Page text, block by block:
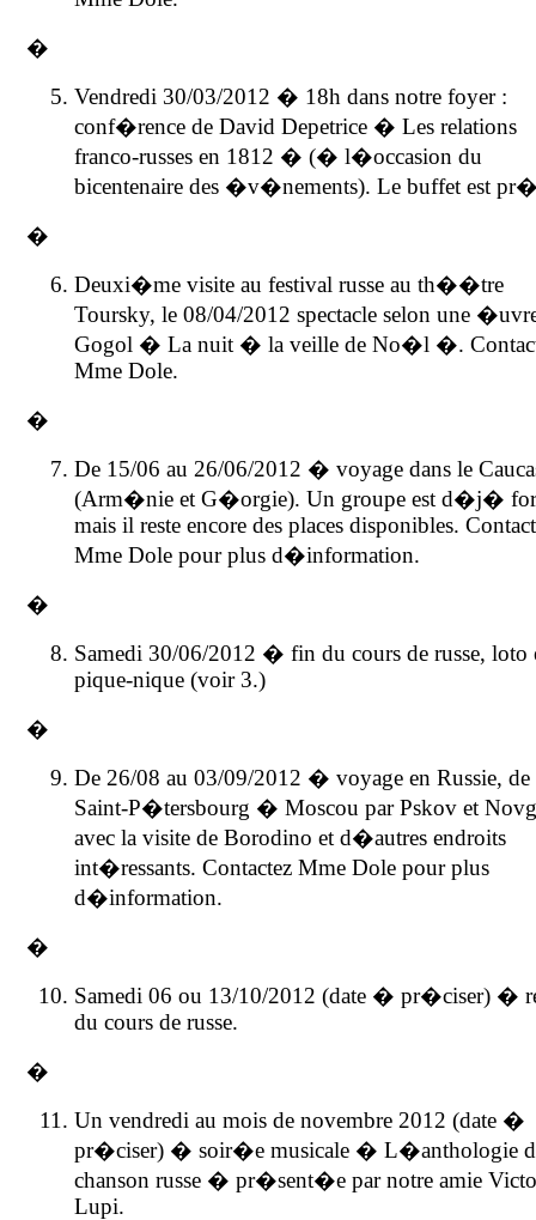
�
Vendredi 30/03/2012 � 18h dans notre foyer :
conf�rence de David Depetrice � Les relations
franco-russes en 1812 � (� l�occasion du
bicentenaire des �v�nements). Le buffet est
�
Deuxi�me visite au festival russe au th��tre
Toursky, le 08/04/2012 spectacle selon une
Gogol � La nuit � la veille de No�l �.
Mme Dole.
�
De 15/06 au 26/06/2012 � voyage dans le
(Arm�nie et G�orgie). Un groupe est d�j�
mais il reste encore des places disponibles.
Mme Dole pour plus d�information.
�
Samedi 30/06/2012 � fin du cours de russe, loto
pique-nique (voir 3.)
�
De 26/08 au 03/09/2012 � voyage en Russie, de
Saint-P�tersbourg � Moscou par Pskov et
avec la visite de Borodino et d�autres endroits
int�ressants. Contactez Mme Dole pour plus
d�information.
�
Samedi 06 ou 13/10/2012 (date � pr�ciser) �
du cours de russe.
�
Un vendredi au mois de novembre 2012 (date �
pr�ciser) � soir�e musicale � L�anthologie
chanson russe � pr�sent�e par notre amie
Lupi.